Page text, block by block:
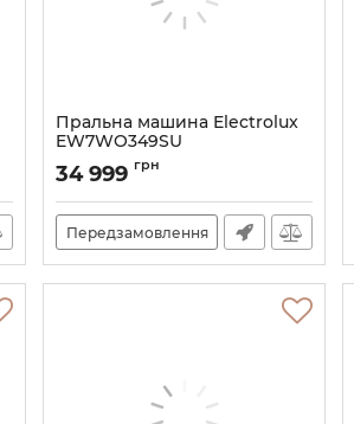
Пральна машина Electrolux
EW7WO349SU
Артикул:A141140
34 999 грн
Передзамовлення